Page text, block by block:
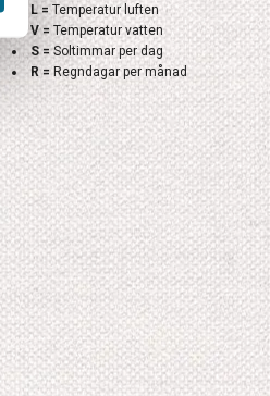
L =Temperatur luften
V = Temperatur vatten
S =Soltimmar per dag
R =Regndagar per månad